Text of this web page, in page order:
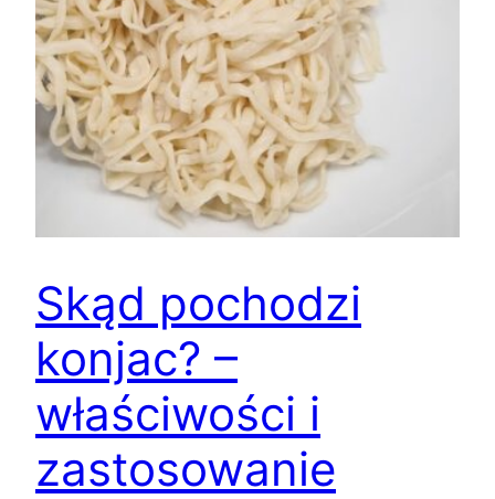
Skąd pochodzi
konjac? –
właściwości i
zastosowanie